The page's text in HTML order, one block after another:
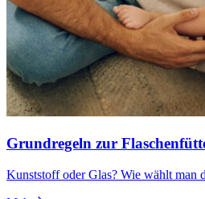
Grundregeln zur
Kunststoff oder Glas? Wie wählt man